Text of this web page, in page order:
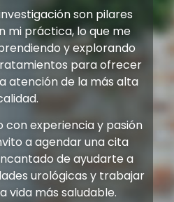
son pilares
mi práctica, lo que me
y explorando
para ofrecer
atención de la más alta
con experiencia y pasión
a agendar una cita
de ayudarte a
urológicas y trabajar
vida más saludable.